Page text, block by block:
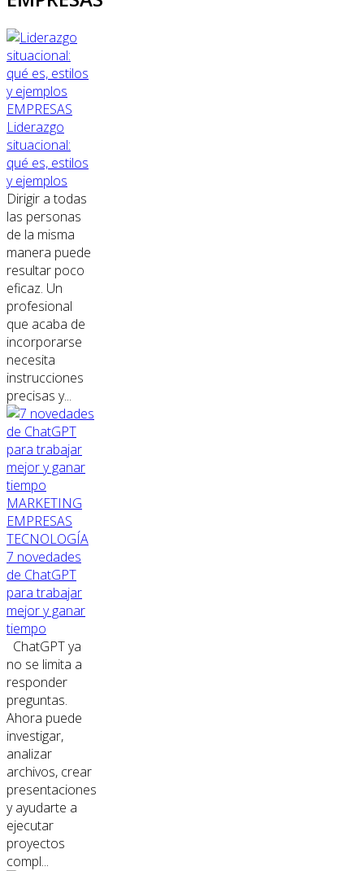
EMPRESAS
Liderazgo
situacional:
qué es, estilos
y ejemplos
Dirigir a todas
las personas
de la misma
manera puede
resultar poco
eficaz. Un
profesional
que acaba de
incorporarse
necesita
instrucciones
precisas y...
MARKETING
EMPRESAS
TECNOLOGÍA
7 novedades
de ChatGPT
para trabajar
mejor y ganar
tiempo
ChatGPT ya
no se limita a
responder
preguntas.
Ahora puede
investigar,
analizar
archivos, crear
presentaciones
y ayudarte a
ejecutar
proyectos
compl...